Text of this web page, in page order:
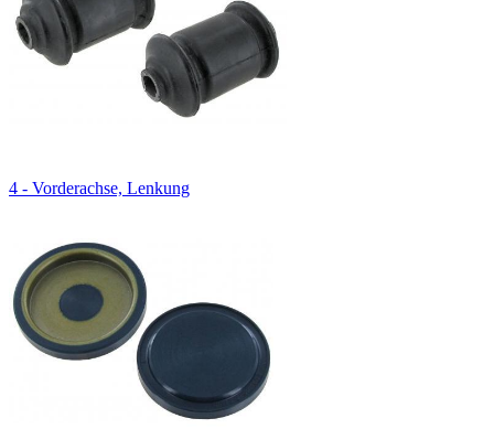
4 - Vorderachse, Lenkung